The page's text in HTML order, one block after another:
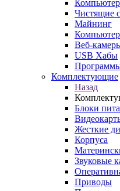
Чистящие
Майнинг
Веб-
USB Хабы
Комплектующие
Назад
Блоки
Жесткие
Корпуса
Звуковые
Приводы